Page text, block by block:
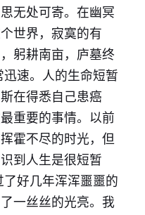
无处可寄。在幽冥
世界，寂寞的有
躬耕南亩，庐墓终
速。人的生命短暂
在得悉自己患癌
重要的事情。以前
霍不尽的时光，但
到人生是很短暂
好几年浑浑噩噩的
一丝丝的光亮。我